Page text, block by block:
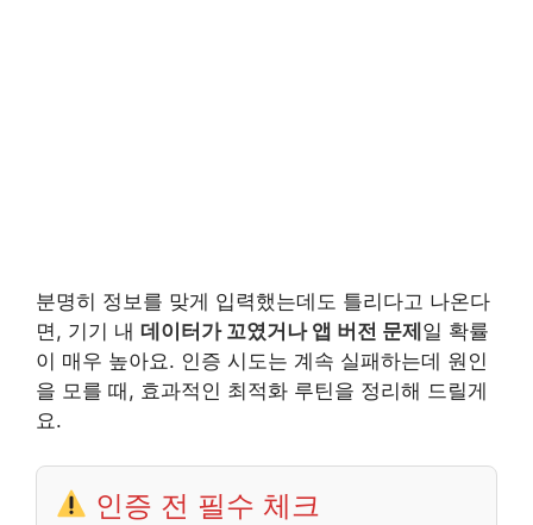
분명히 정보를 맞게 입력했는데도 틀리다고 나온다
면, 기기 내 데이터가 꼬였거나 앱 버전 문제일 확률
이 매우 높아요. 인증 시도는 계속 실패하는데 원인
을 모를 때, 효과적인 최적화 루틴을 정리해 드릴게
요.
인증 전 필수 체크